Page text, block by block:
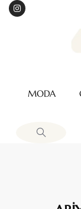
MODA